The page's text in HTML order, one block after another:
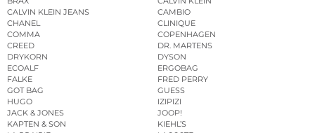
CALVIN KLEIN JEANS
CAMBIO
CHANEL
CLINIQUE
COMMA
COPENHAGEN
CREED
DR. MARTENS
DRYKORN
DYSON
ECOALF
ERGOBAG
FALKE
FRED PERRY
GOT BAG
GUESS
HUGO
IZIPIZI
JACK & JONES
JOOP!
KAPTEN & SON
KIEHL’S